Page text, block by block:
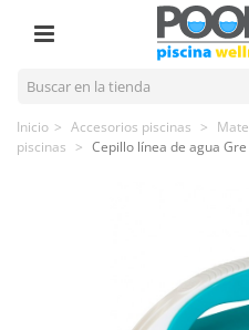
Inicio > Accesorios piscinas >
piscinas > Cepillo línea de agua